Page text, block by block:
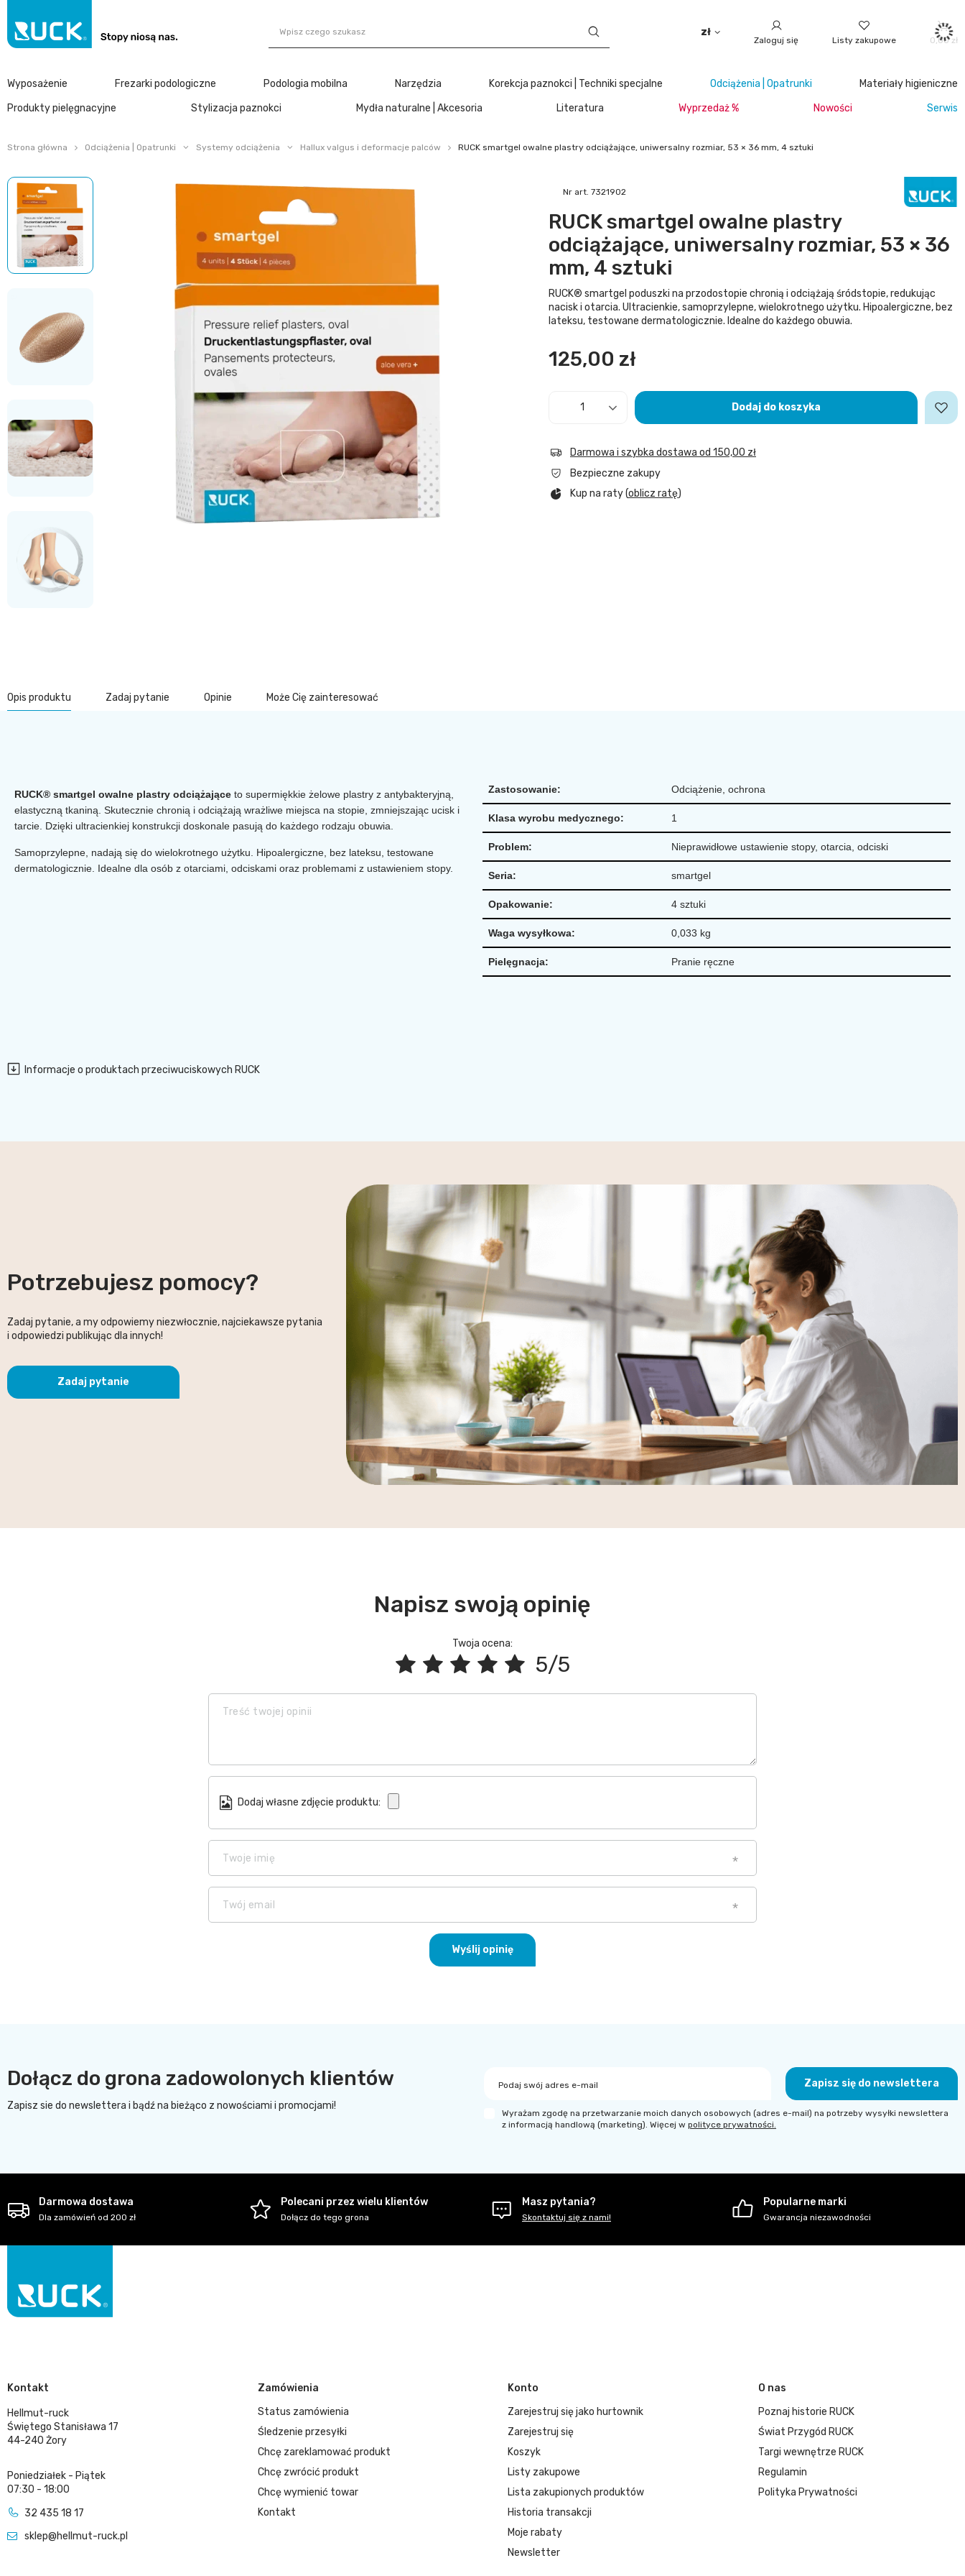
zł
Zaloguj się Listy zakupowe 0,00 zł
Wyposażenie Frezarki podologiczne Podologia mobilna Narzędzia Korekcja paznokci | Techniki specjalne Odciążenia | Opatrunki
Materiały higieniczne
Produkty pielęgnacyjne
Stylizacja paznokci Mydła naturalne | Akcesoria Literatura Wyprzedaż % Nowości Serwis
Strona główna Odciążenia | Opatrunki Systemy odciążenia Hallux valgus i deformacje palców RUCK smartgel owalne plastry odciążające, uniwersalny rozmiar, 53 × 36 mm, 4 sztuki
Nr art. 7321902
RUCK smartgel owalne plastry
odciążające, uniwersalny rozmiar, 53 × 36
mm, 4 sztuki
RUCK® smartgel poduszki na przodostopie chronią i odciążają śródstopie, redukując
nacisk i otarcia. Ultracienkie, samoprzylepne, wielokrotnego użytku. Hipoalergiczne, bez
lateksu, testowane dermatologicznie. Idealne do każdego obuwia.
125,00 zł
Dodaj do koszyka
Darmowa i szybka dostawa od 150,00 zł
Bezpieczne zakupy
Kup na raty (oblicz ratę)
Opis produktu Zadaj pytanie Opinie Może Cię zainteresować
RUCK® smartgel owalne plastry odciążające to supermiękkie żelowe plastry z antybakteryjną,
elastyczną tkaniną. Skutecznie chronią i odciążają wrażliwe miejsca na stopie, zmniejszając ucisk i
tarcie. Dzięki ultracienkiej konstrukcji doskonale pasują do każdego rodzaju obuwia.
Samoprzylepne, nadają się do wielokrotnego użytku. Hipoalergiczne, bez lateksu, testowane
dermatologicznie. Idealne dla osób z otarciami, odciskami oraz problemami z ustawieniem stopy.
Zastosowanie: Odciążenie, ochrona
Klasa wyrobu medycznego: 1
Problem: Nieprawidłowe ustawienie stopy, otarcia, odciski
Seria: smartgel
Opakowanie: 4 sztuki
Waga wysyłkowa: 0,033 kg
Pielęgnacja: Pranie ręczne
Informacje o produktach przeciwuciskowych RUCK
Potrzebujesz pomocy?
Zadaj pytanie, a my odpowiemy niezwłocznie, najciekawsze pytania
i odpowiedzi publikując dla innych!
Zadaj pytanie
Napisz swoją opinię
Twoja ocena:
5/5
Treść twojej opinii
Dodaj własne zdjęcie produktu:
Twoje imię
Twój email
Wyślij opinię
Dołącz do grona zadowolonych klientów
Zapisz sie do newslettera i bądź na bieżąco z nowościami i promocjami!
Podaj swój adres e-mail Zapisz się do newslettera
Wyrażam zgodę na przetwarzanie moich danych osobowych (adres e-mail) na potrzeby wysyłki newslettera
z informacją handlową (marketing). Więcej w polityce prywatności.
Darmowa dostawa
Dla zamówień od 200 zł
Polecani przez wielu klientów
Dołącz do tego grona
Masz pytania?
Skontaktuj się z nami!
Popularne marki
Gwarancja niezawodności
Kontakt
Hellmut-ruck
Świętego Stanisława 17
44-240 Żory
Poniedziałek - Piątek
07:30 - 18:00
32 435 18 17
sklep@hellmut-ruck.pl
Zamówienia
Status zamówienia
Śledzenie przesyłki
Chcę zareklamować produkt
Chcę zwrócić produkt
Chcę wymienić towar
Kontakt
Konto
Zarejestruj się jako hurtownik
Zarejestruj się
Koszyk
Listy zakupowe
Lista zakupionych produktów
Historia transakcji
Moje rabaty
Newsletter
O nas
Poznaj historie RUCK
Świat Przygód RUCK
Targi wewnętrze RUCK
Regulamin
Polityka Prywatności